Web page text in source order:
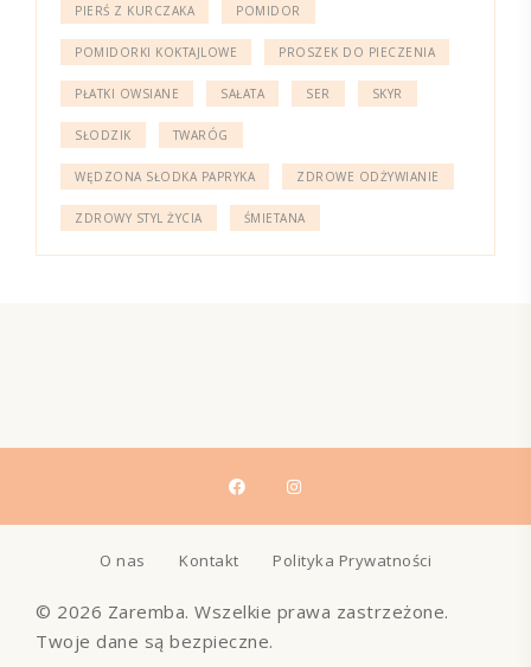
PIERŚ Z KURCZAKA POMIDOR
POMIDORKI KOKTAJLOWE PROSZEK DO PIECZENIA
PŁATKI OWSIANE SAŁATA SER SKYR
SŁODZIK TWARÓG
WĘDZONA SŁODKA PAPRYKA ZDROWE ODŻYWIANIE
ZDROWY STYL ŻYCIA ŚMIETANA
O nas Kontakt Polityka Prywatności
© 2026 Zaremba. Wszelkie prawa zastrzeżone.
Twoje dane są bezpieczne.